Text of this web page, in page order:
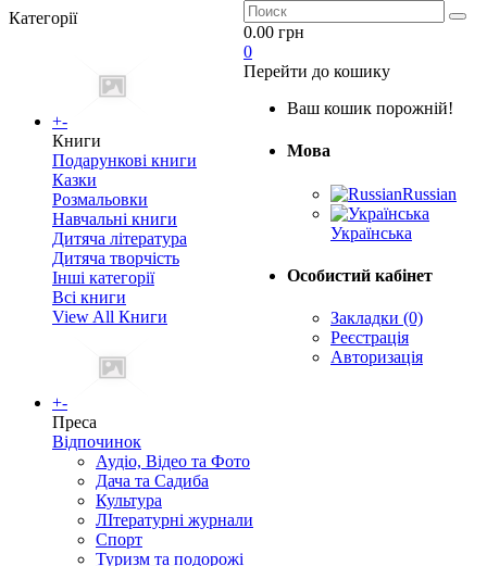
Категорії
+-
Книги
Подарункові книги
Казки
Розмальовки
Навчальні книги
Дитяча література
Дитяча творчість
Інші категорії
Всі книги
View All Книги
+-
Преса
Відпочинок
Аудіо, Відео та Фото
Дача та Садиба
Культура
ЛІтературні журнали
Спорт
Туризм та подорожі
0.00 грн
0
Перейти до кошику
Ваш кошик порожній!
Мова
Russian
Українська
Особистий кабінет
Закладки (0)
Реєстрація
Авторизація